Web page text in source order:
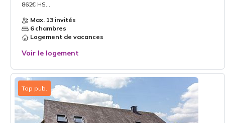
862€ HS...
Max. 13 invités
6 chambres
Logement de vacances
Voir le logement
Top pub.